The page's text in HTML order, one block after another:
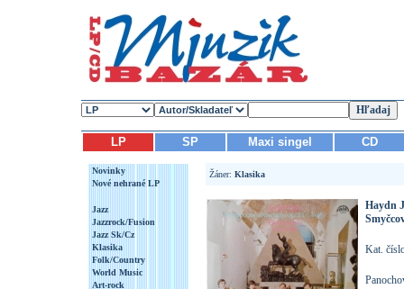
LP SP Maxi singel CD
Novinky
Nové nehrané LP
Jazz
Jazzrock/Fusion
Jazz Sk/Cz
Klasika
Folk/Country
World Music
Art-rock
Žáner: Klasika
Haydn
Kat.